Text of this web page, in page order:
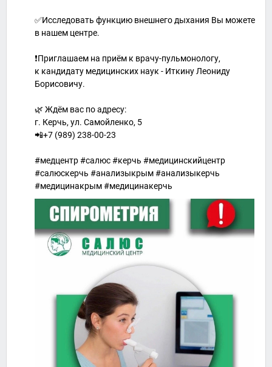
✅Исследовать функцию внешнего дыхания Вы можете
в нашем центре.
❗️Приглашаем на приём к врачу-пульмонологу,
к кандидату медицинских наук - Иткину Леониду
Борисовичу.
🌿 Ждём вас по адресу:
г. Керчь, ул. Самойленко, 5
📲+7 (989) 238-00-23
#медцентр #салюс #керчь #медицинскийцентр
#салюскерчь #анализыкрым #анализыкерчь
#медицинакрым #медицинакерчь